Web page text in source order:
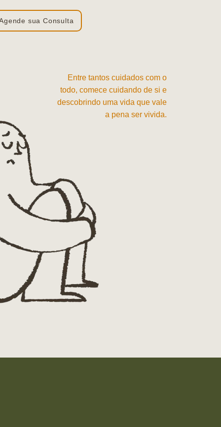
sua Consulta
Entre tantos cuidados com o
todo, comece cuidando de si e
descobrindo uma vida que vale
a pena ser vivida.